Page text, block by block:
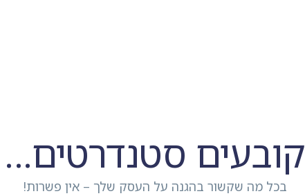
קובעים סטנדרטים...
בכל מה שקשור בהגנה על העסק שלך – אין פשרות!